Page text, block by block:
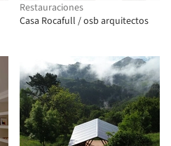
Restauraciones
Casa Rocafull / osb arquitectos